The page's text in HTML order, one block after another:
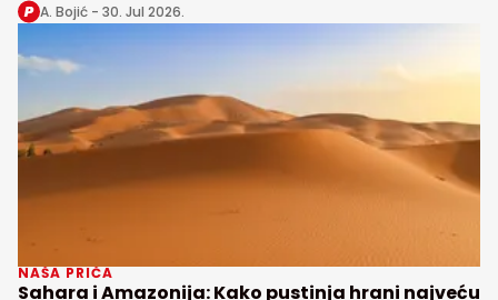
A. Bojić - 30. Jul 2026.
NAŠA PRIČA
Sahara i Amazonija: Kako pustinja hrani najveću